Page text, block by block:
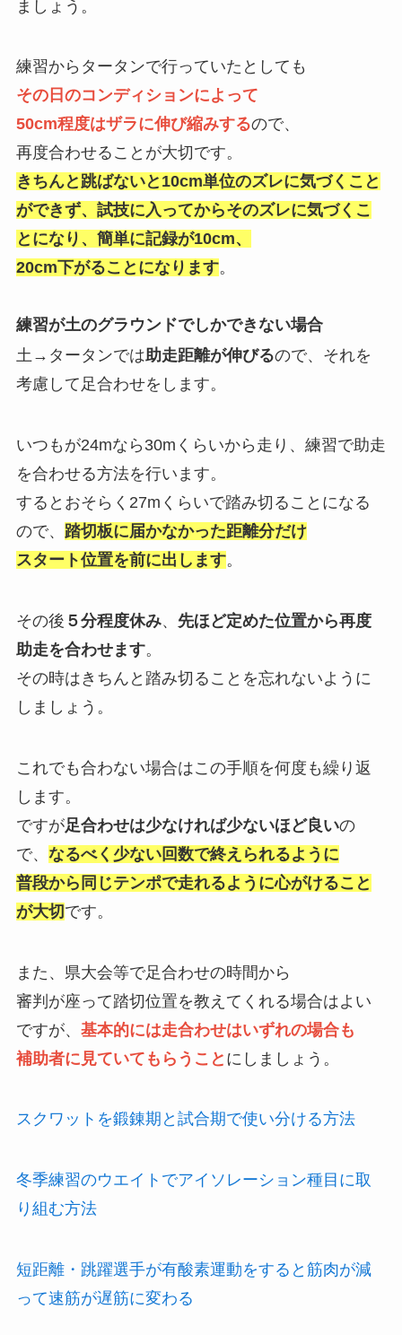
ましょう。
練習からタータンで行っていたとしても
その日のコンディションによって
50cm程度はザラに伸び縮みするので、
再度合わせることが大切です。
きちんと跳ばないと10cm単位のズレに気づくこと
ができず、 試技に入ってからそのズレに気づくこ
とになり、 簡単に記録が10cm、
20cm下がることになります。
練習が土のグラウンドでしかできない場合
土→タータンでは助走距離が伸びるので、 それを
考慮して足合わせをします。
いつもが24mなら30mくらいから走り、 練習で助走
を合わせる方法を行います。
するとおそらく27mくらいで踏み切ることになる
ので、 踏切板に届かなかった距離分だけ
スタート位置を前に出します。
その後 ５分程度休み、 先ほど定めた位置から再度
助走を合わせます。
その時はきちんと踏み切ることを忘れないように
しましょう。
これでも合わない場合はこの手順を何度も繰り返
します。
ですが足合わせは少なければ少ないほど良いの
で、 なるべく少ない回数で終えられるように
普段から同じテンポで走れるように心がけること
が大切です。
また、 県大会等で足合わせの時間から
審判が座って踏切位置を教えてくれる場合はよい
ですが、 基本的には走合わせはいずれの場合も
補助者に見ていてもらうこと にしましょう。
スクワットを鍛錬期と試合期で使い分ける方法
冬季練習のウエイトでアイソレーション種目に取
り組む方法
短距離・跳躍選手が有酸素運動をすると筋肉が減
って速筋が遅筋に変わる